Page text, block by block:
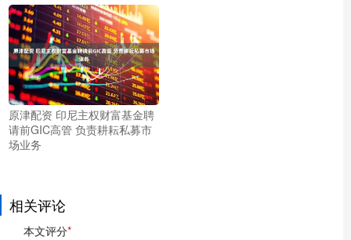
原津配资 印尼主权财富基金聘
请前GIC高管 负责耕耘私募市
场业务
相关评论
本文评分*